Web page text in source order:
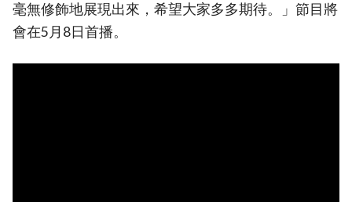
毫無修飾地展現出來，希望大家多多期待。」節目將
會在5月8日首播。